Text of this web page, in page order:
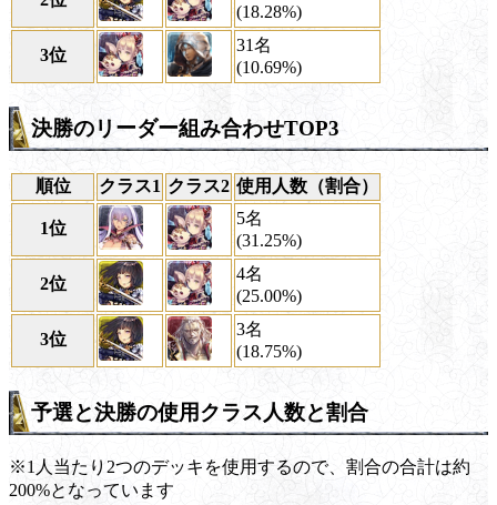
(18.28%)
3位
31名
(10.69%)
決勝のリーダー組み合わせTOP3
順位 クラス1 クラス2 使用人数（割合）
1位
5名
(31.25%)
2位
4名
(25.00%)
3位
3名
(18.75%)
予選と決勝の使用クラス人数と割合
※1人当たり2つのデッキを使用するので、割合の合計は約
200%となっています